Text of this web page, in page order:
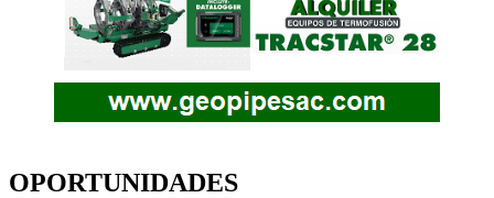
OPORTUNIDADES